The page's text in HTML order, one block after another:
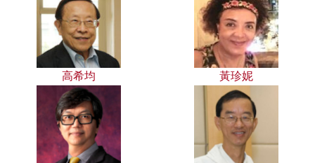
高希均 黃珍妮